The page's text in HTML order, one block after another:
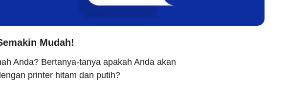
Mudah!
Anda? Bertanya-tanya apakah Anda akan
printer hitam dan putih?